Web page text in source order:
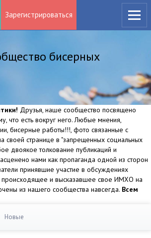
Зарегистрироваться
бисерных
Друзья, наше сообщество посвящено
что есть вокруг него. Любые мнения,
бисерные работы!!!, фото связанные с
своей странице в "запрещенных социальных
двоякое толкование публикаций и
нами как пропаганда одной из сторон
принявшие участие в обсуждениях
происходящее и высказавшее свое ИМХО на
из нашего сообщества навсегда. Всем
Новые